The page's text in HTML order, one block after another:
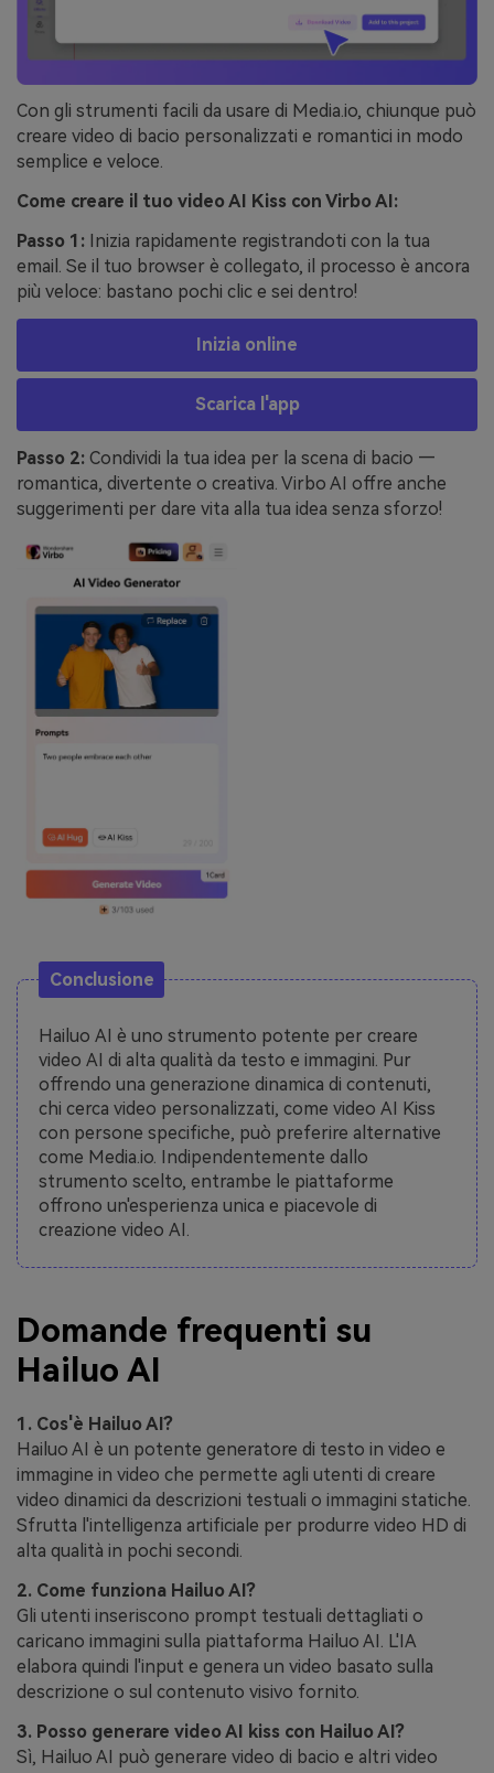
Con gli strumenti facili da usare di Media.io, chiunque può
creare video di bacio personalizzati e romantici in modo
semplice e veloce.
Come creare il tuo video AI Kiss con Virbo AI:
Passo 1: Inizia rapidamente registrandoti con la tua
email. Se il tuo browser è collegato, il processo è ancora
più veloce: bastano pochi clic e sei dentro!
Inizia online
Scarica l'app
Passo 2: Condividi la tua idea per la scena di bacio —
romantica, divertente o creativa. Virbo AI offre anche
suggerimenti per dare vita alla tua idea senza sforzo!
Conclusione
Hailuo AI è uno strumento potente per creare
video AI di alta qualità da testo e immagini. Pur
offrendo una generazione dinamica di contenuti,
chi cerca video personalizzati, come video AI Kiss
con persone specifiche, può preferire alternative
come Media.io. Indipendentemente dallo
strumento scelto, entrambe le piattaforme
offrono un'esperienza unica e piacevole di
creazione video AI.
Domande frequenti su
Hailuo AI
1. Cos'è Hailuo AI?
Hailuo AI è un potente generatore di testo in video e
immagine in video che permette agli utenti di creare
video dinamici da descrizioni testuali o immagini statiche.
Sfrutta l'intelligenza artificiale per produrre video HD di
alta qualità in pochi secondi.
2. Come funziona Hailuo AI?
Gli utenti inseriscono prompt testuali dettagliati o
caricano immagini sulla piattaforma Hailuo AI. L'IA
elabora quindi l'input e genera un video basato sulla
descrizione o sul contenuto visivo fornito.
3. Posso generare video AI kiss con Hailuo AI?
Sì, Hailuo AI può generare video di bacio e altri video